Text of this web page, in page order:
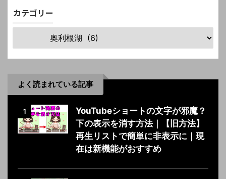
カテゴリー
よく読まれている記事
1
YouTubeショートの文字が邪魔？
下の表示を消す方法｜【旧方法】
再生リストで簡単に非表示に｜現
在は新機能がおすすめ